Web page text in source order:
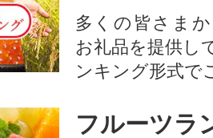
多くの皆さま
お礼品を提供し
ンキング形式で
フルーツラ